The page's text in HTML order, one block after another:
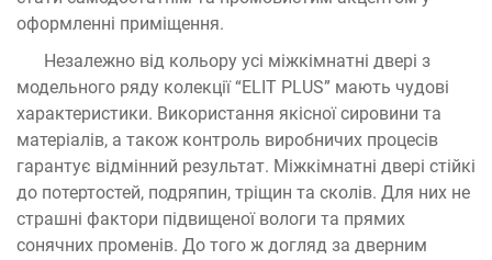
оформленні приміщення.
Незалежно від кольору усі міжкімнатні двері з
модельного ряду колекції “ELIT PLUS” мають чудові
характеристики. Використання якісної сировини та
матеріалів, а також контроль виробничих процесів
гарантує відмінний результат. Міжкімнатні двері стійкі
до потертостей, подряпин, тріщин та сколів. Для них не
страшні фактори підвищеної вологи та прямих
сонячних променів. До того ж догляд за дверним